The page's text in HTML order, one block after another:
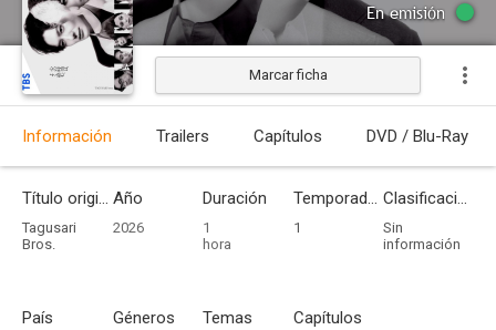
En emisión
Marcar ficha
Información Trailers Capítulos DVD / Blu-Ray
Título original
Tagusari
Bros.
Año
2026
Duración
1
hora
Temporadas
1
Clasificación por edades
Sin
información
País Géneros Temas Capítulos